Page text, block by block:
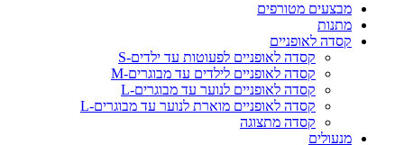
מבצעים מטורפים
מתנות
קסדה לאופניים
קסדה לאופניים לפעוטות עד ילדים-S
קסדה לאופניים לילדים עד מבוגרים-M
קסדה לאופניים לנוער עד מבוגרים-L
קסדה לאופניים מוארת לנוער עד מבוגרים-L
קסדה מתצוגה
מנעולים